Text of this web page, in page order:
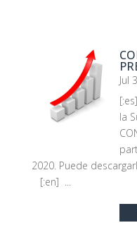
Jul
la
2020. Puede
[:en] ...